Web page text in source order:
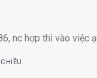
nc hợp thì vào việc ạ